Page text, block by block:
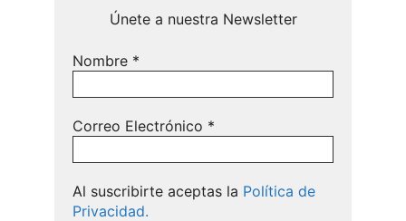
Únete a nuestra Newsletter
Nombre *
Correo Electrónico *
Al suscribirte aceptas la Política de
Privacidad.